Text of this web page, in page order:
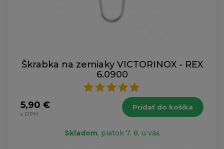
Škrabka na zemiaky VICTORINOX - REX
6.0900
5,90 €
s DPH
Pridať do košíka
Skladom, piatok 7. 8. u vás